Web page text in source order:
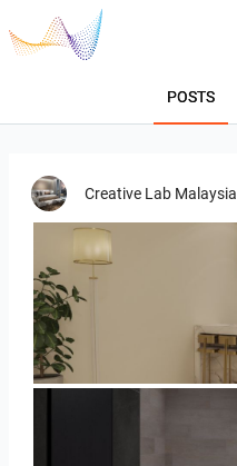
POSTS
Creative Lab Malaysia
SARAH SAE_RETAIL